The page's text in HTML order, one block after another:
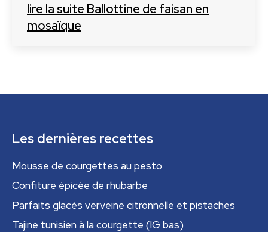
lire la suite Ballottine de faisan en
mosaïque
Les dernières recettes
Mousse de courgettes au pesto
Confiture épicée de rhubarbe
Parfaits glacés verveine citronnelle et pistaches
Tajine tunisien à la courgette (IG bas)